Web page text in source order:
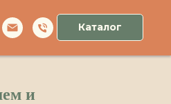
Каталог
и